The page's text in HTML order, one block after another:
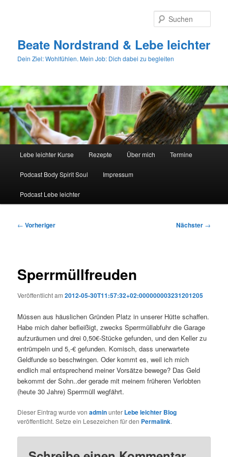
Beate Nordstrand & Lebe leichter
Dein Ziel: Wohlfühlen. Mein Job: Dich dabei zu begleiten
Lebe leichter Kurse Rezepte Über mich Termine
Podcast Body Spirit Soul Impressum
Podcast Lebe leichter
Beitragsnavigation
← Vorheriger Nächster →
Sperrmüllfreuden
Veröffentlicht am2012-05-30T11:57:32+02:000000003231201205
Müssen aus häuslichen Gründen Platz in unserer Hütte schaffen.
Habe mich daher befleißigt, zwecks Sperrmüllabfuhr die Garage
aufzuräumen und drei 0,50€-Stücke gefunden, und den Keller zu
entrümpeln und 5,-€ gefunden. Komisch, dass unerwartete
Geldfunde so beschwingen. Oder kommt es, weil ich mich
endlich mal entsprechend meiner Vorsätze bewege? Das Geld
bekommt der Sohn..der gerade mit meinem früheren Verlobten
(heute 30 Jahre) Sperrmüll wegfährt.
Dieser Eintrag wurde vonadminunter Lebe leichter Blog
veröffentlicht. Setze ein Lesezeichen für den Permalink.